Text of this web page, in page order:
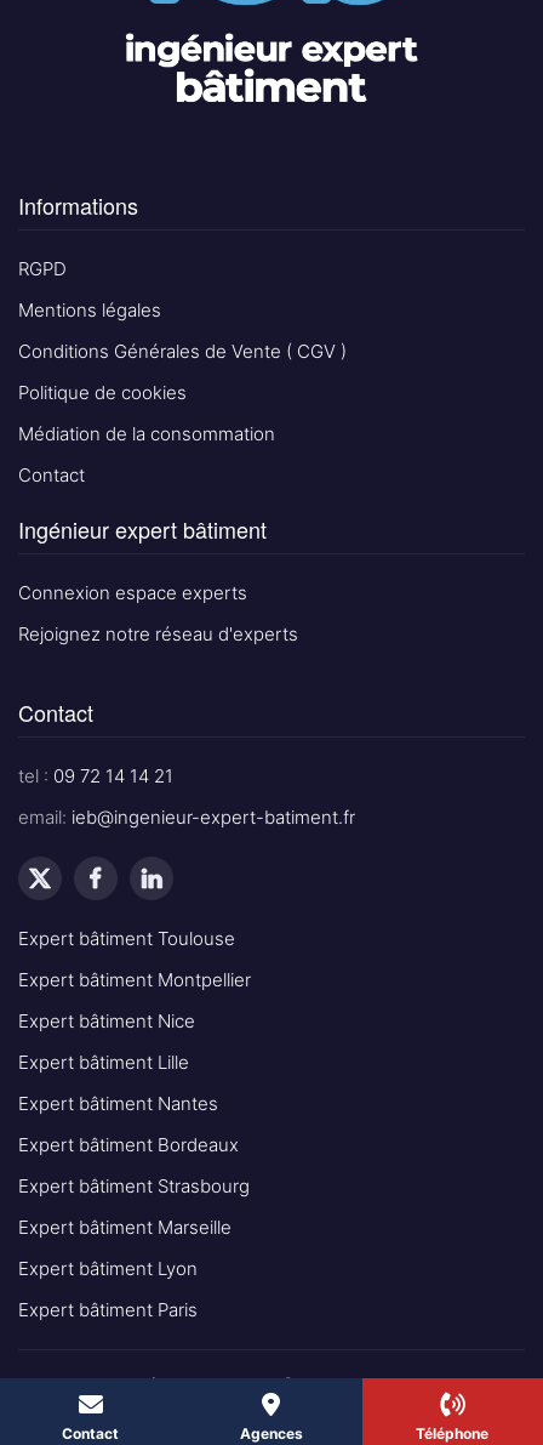
Informations
RGPD
Mentions légales
Conditions Générales de Vente ( CGV )
Politique de cookies
Médiation de la consommation
Contact
Ingénieur expert bâtiment
Connexion espace experts
Rejoignez notre réseau d'experts
Contact
tel : 09 72 14 14 21
email: ieb@ingenieur-expert-batiment.fr
Expert bâtiment Toulouse
Expert bâtiment Montpellier
Expert bâtiment Nice
Expert bâtiment Lille
Expert bâtiment Nantes
Expert bâtiment Bordeaux
Expert bâtiment Strasbourg
Expert bâtiment Marseille
Expert bâtiment Lyon
Expert bâtiment Paris
© 2025 - INGÉNIEUR EXPERT BÂTIMENT IEB TOUS DROITS
RÉSERVÉS
Contact Agences Téléphone